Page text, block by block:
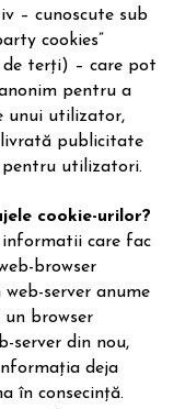
– cunoscute sub
cookies”
de terți) – care pot
pentru a
unui utilizator,
publicitate
utilizatori.
cookie-urilor?
informatii care fac
browser
server anume
un browser
server din nou,
deja
în consecință.